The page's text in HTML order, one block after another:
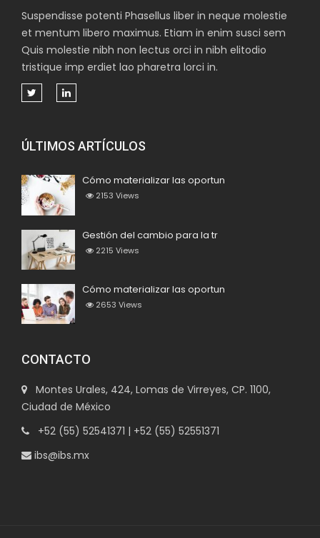
Suspendisse potenti Phasellus liber in neque molestie
et mentum libero maximus. Etiam in enim susci sem
Quis molestie nibh non lectus orci in nibh elitodio
tristique imp erdiet lao pharetra lorci in.
ÚLTIMOS ARTÍCULOS
Cómo materializar las oportun
2153 Views
Gestión del cambio para la tr
2215 Views
Cómo materializar las oportun
2653 Views
CONTACTO
Montes Urales, 424, Lomas de Virreyes, CP. 1100,
Ciudad de México
+52 (55) 52541371 | +52 (55) 52551371
ibs@ibs.mx